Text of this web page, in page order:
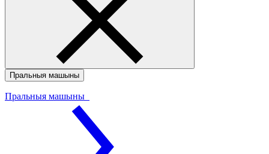
Пральныя машыны
Пральныя машыны